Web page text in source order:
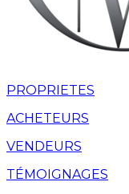
PROPRIETES
ACHETEURS
VENDEURS
TÉMOIGNAGES